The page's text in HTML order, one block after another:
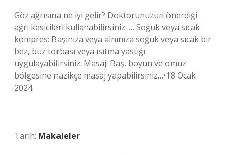
Göz ağrısına ne iyi gelir? Doktorunuzun önerdiği
ağrı kesicileri kullanabilirsiniz. … Soğuk veya sıcak
kompres: Başınıza veya alnınıza soğuk veya sıcak bir
bez, buz torbası veya ısıtma yastığı
uygulayabilirsiniz. Masaj: Baş, boyun ve omuz
bölgesine nazikçe masaj yapabilirsiniz…•18 Ocak
2024
Tarih: Makaleler